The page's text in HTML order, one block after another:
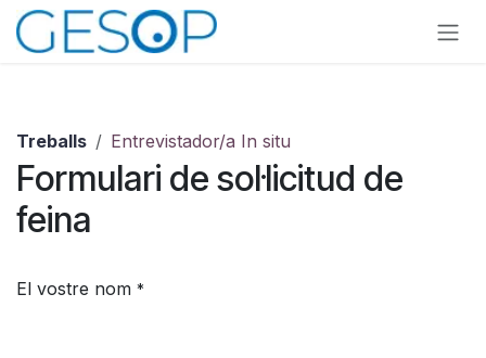
Skip to Content
Treballs Entrevistador/a In situ
Formulari de sol·licitud de
feina
El vostre nom *